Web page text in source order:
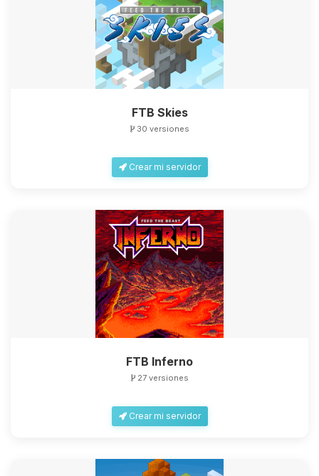
FTB Skies
30 versiones
Crear mi servidor
FTB Inferno
27 versiones
Crear mi servidor